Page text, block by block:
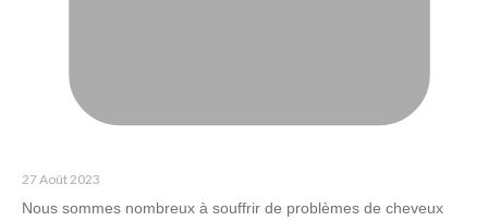
27 Août 2023
Nous sommes nombreux à souffrir de problèmes de cheveux